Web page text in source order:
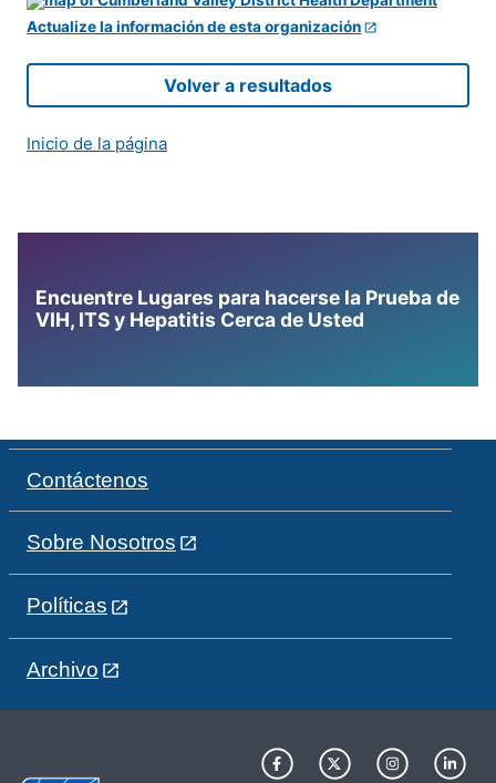
Actualize la información de esta organización
Volver a resultados
Inicio de la página
Encuentre Lugares para hacerse la Prueba de
VIH, ITS y Hepatitis Cerca de Usted
Contáctenos
Sobre Nosotros
Políticas
Archivo